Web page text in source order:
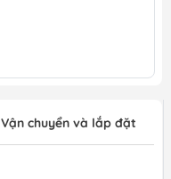
Vận chuyển và lắp đặt